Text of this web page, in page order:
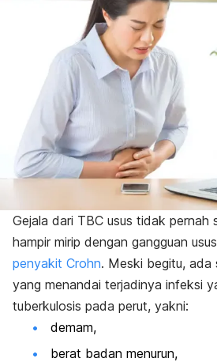
Gejala dari TBC usus tidak pernah
hampir mirip dengan gangguan
penyakit Crohn. Meski begitu, ada
yang menandai terjadinya infeksi
tuberkulosis pada perut, yakni:
demam,
berat badan menurun,